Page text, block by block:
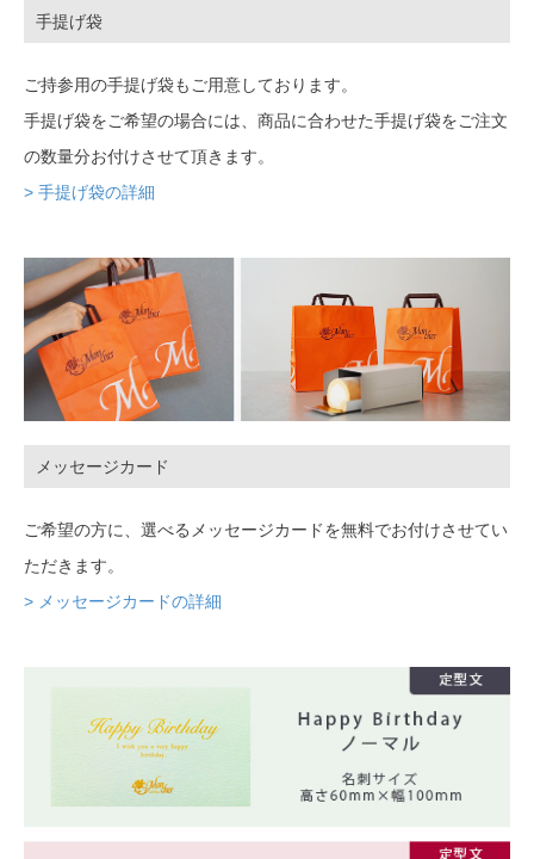
手提げ袋
ご持参用の手提げ袋もご用意しております。
手提げ袋をご希望の場合には、商品に合わせた手提げ袋をご注文
の数量分お付けさせて頂きます。
> 手提げ袋の詳細
メッセージカード
ご希望の方に、選べるメッセージカードを無料でお付けさせてい
ただきます。
> メッセージカードの詳細